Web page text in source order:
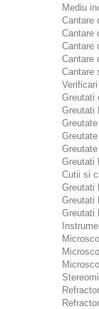
Mediu
Cantare
Cantare
Cantare
Cantare
Cantare
Greutati
Greutati
Greutati
Cutii si
Greutati
Greutati
Greutati